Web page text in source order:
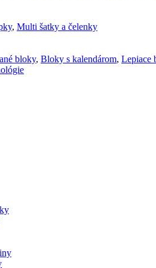
, Multi šatky a čelenky
bloky, Bloky s kalendárom, Lepiace